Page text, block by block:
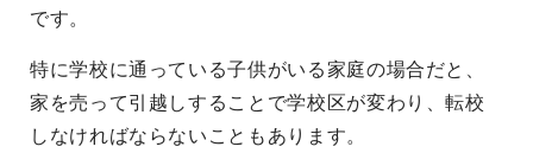
です。
特に学校に通っている子供がいる家庭の場合だと、
家を売って引越しすることで学校区が変わり、転校
しなければならないこともあります。